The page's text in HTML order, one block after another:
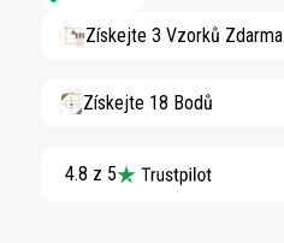
Získejte 3 Vzorků Zdarma
Získejte 18 Bodů
4.8 z 5